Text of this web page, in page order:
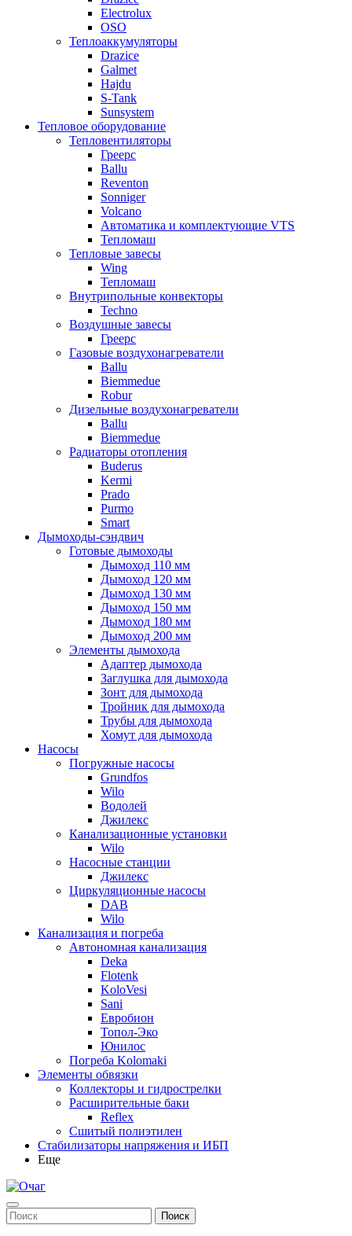
Electrolux
OSO
Теплоаккумуляторы
Drazice
Galmet
Hajdu
S-Tank
Sunsystem
Тепловое оборудование
Тепловентиляторы
Греерс
Ballu
Reventon
Sonniger
Volcano
Автоматика и комплектующие VTS
Тепломаш
Тепловые завесы
Wing
Тепломаш
Внутрипольные конвекторы
Techno
Воздушные завесы
Греерс
Газовые воздухонагреватели
Ballu
Biemmedue
Robur
Дизельные воздухонагреватели
Ballu
Biemmedue
Радиаторы отопления
Buderus
Kermi
Prado
Purmo
Smart
Дымоходы-сэндвич
Готовые дымоходы
Дымоход 110 мм
Дымоход 120 мм
Дымоход 130 мм
Дымоход 150 мм
Дымоход 180 мм
Дымоход 200 мм
Элементы дымохода
Адаптер дымохода
Заглушка для дымохода
Зонт для дымохода
Тройник для дымохода
Трубы для дымохода
Хомут для дымохода
Насосы
Погружные насосы
Grundfos
Wilo
Водолей
Джилекс
Канализационные установки
Wilo
Насосные станции
Джилекс
Циркуляционные насосы
DAB
Wilo
Канализация и погреба
Автономная канализация
Deka
Flotenk
KoloVesi
Sani
Евробион
Топол-Эко
Юнилос
Погреба Kolomaki
Элементы обвязки
Коллекторы и гидрострелки
Расширительные баки
Reflex
Сшитый полиэтилен
Стабилизаторы напряжения и ИБП
Еще